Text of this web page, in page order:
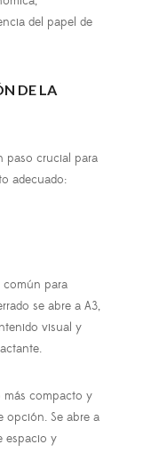
del papel de
DE LA
paso crucial para
adecuado:
común para
se abre a A3,
visual y
más compacto y
opción. Se abre a
espacio y